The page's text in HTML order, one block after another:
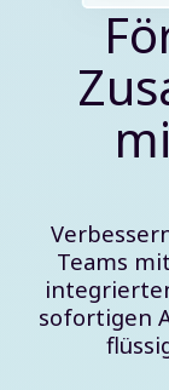
Teams
sofortigen